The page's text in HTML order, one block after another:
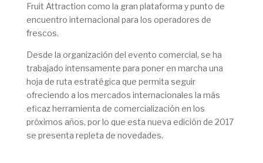
Fruit Attraction como la gran plataforma y punto de
encuentro internacional para los operadores de
frescos.
Desde la organización del evento comercial, se ha
trabajado intensamente para poner en marcha una
hoja de ruta estratégica que permita seguir
ofreciendo a los mercados internacionales la más
eficaz herramienta de comercialización en los
próximos años, por lo que esta nueva edición de 2017
se presenta repleta de novedades.